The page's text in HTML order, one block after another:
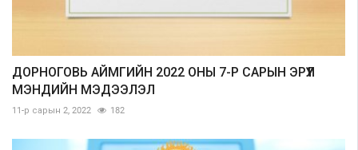
ДОРНОГОВЬ АЙМГИЙН 2022 ОНЫ 7-Р САРЫН ЭРҮҮЛ
МЭНДИЙН МЭДЭЭЛЭЛ
11-р сарын 2, 2022 182